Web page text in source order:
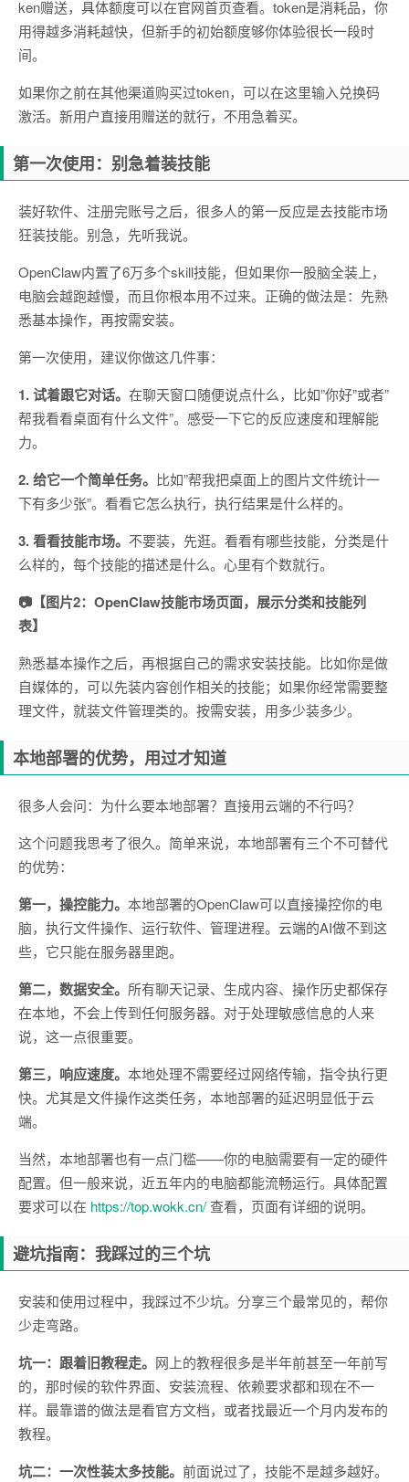
ken赠送，具体额度可以在官网首页查看。token是消耗品，你
用得越多消耗越快，但新手的初始额度够你体验很长一段时
间。
如果你之前在其他渠道购买过token，可以在这里输入兑换码
激活。新用户直接用赠送的就行，不用急着买。
第一次使用：别急着装技能
装好软件、注册完账号之后，很多人的第一反应是去技能市场
狂装技能。别急，先听我说。
OpenClaw内置了6万多个skill技能，但如果你一股脑全装上，
电脑会越跑越慢，而且你根本用不过来。正确的做法是：先熟
悉基本操作，再按需安装。
第一次使用，建议你做这几件事：
1. 试着跟它对话。 在聊天窗口随便说点什么，比如”你好”或者”
帮我看看桌面有什么文件”。感受一下它的反应速度和理解能
力。
2. 给它一个简单任务。 比如”帮我把桌面上的图片文件统计一
下有多少张”。看看它怎么执行，执行结果是什么样的。
3. 看看技能市场。 不要装，先逛。看看有哪些技能，分类是什
么样的，每个技能的描述是什么。心里有个数就行。
📷【图片2：OpenClaw技能市场页面，展示分类和技能列
表】
熟悉基本操作之后，再根据自己的需求安装技能。比如你是做
自媒体的，可以先装内容创作相关的技能；如果你经常需要整
理文件，就装文件管理类的。按需安装，用多少装多少。
本地部署的优势，用过才知道
很多人会问：为什么要本地部署？直接用云端的不行吗？
这个问题我思考了很久。简单来说，本地部署有三个不可替代
的优势：
第一，操控能力。 本地部署的OpenClaw可以直接操控你的电
脑，执行文件操作、运行软件、管理进程。云端的AI做不到这
些，它只能在服务器里跑。
第二，数据安全。 所有聊天记录、生成内容、操作历史都保存
在本地，不会上传到任何服务器。对于处理敏感信息的人来
说，这一点很重要。
第三，响应速度。 本地处理不需要经过网络传输，指令执行更
快。尤其是文件操作这类任务，本地部署的延迟明显低于云
端。
当然，本地部署也有一点门槛——你的电脑需要有一定的硬件
配置。但一般来说，近五年内的电脑都能流畅运行。具体配置
要求可以在 https://top.wokk.cn/查看，页面有详细的说明。
避坑指南：我踩过的三个坑
安装和使用过程中，我踩过不少坑。分享三个最常见的，帮你
少走弯路。
坑一：跟着旧教程走。 网上的教程很多是半年前甚至一年前写
的，那时候的软件界面、安装流程、依赖要求都和现在不一
样。最靠谱的做法是看官方文档，或者找最近一个月内发布的
教程。
坑二：一次性装太多技能。 前面说过了，技能不是越多越好。